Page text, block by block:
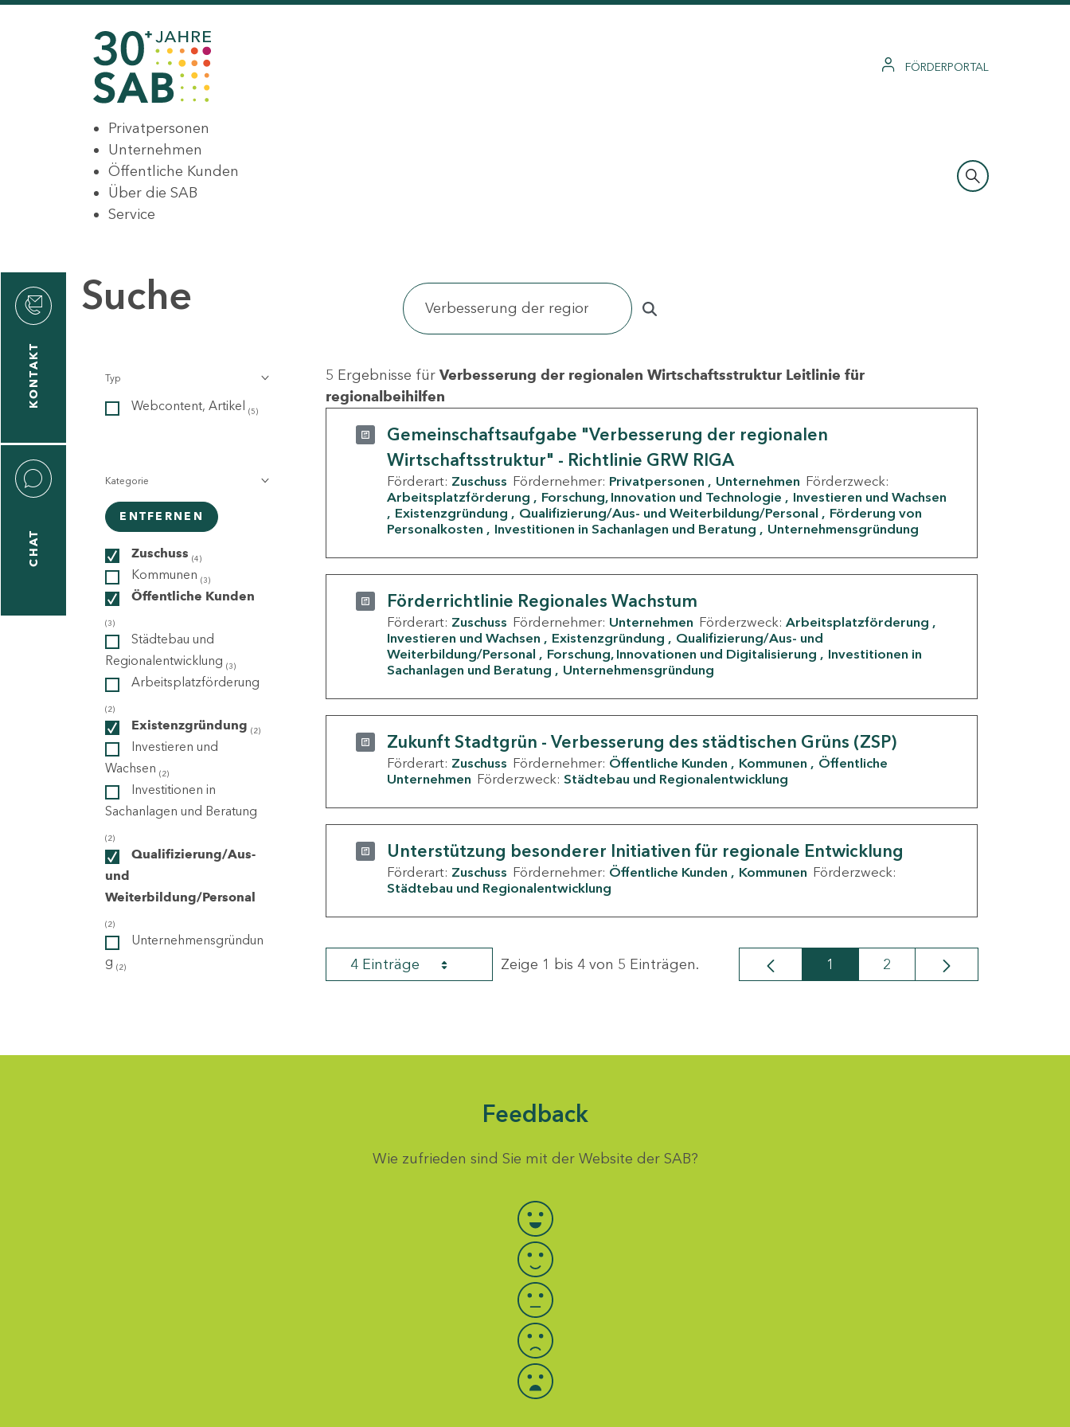
FÖRDERPORTAL
Privatpersonen
Unternehmen
Öffentliche Kunden
Über die SAB
Service
KONTAKT
CHAT
Suche
Typ
Webcontent, Artikel (5)
Kategorie
ENTFERNEN
Zuschuss (4)
Kommunen (3)
Öffentliche Kunden
(3)
Städtebau und
Regionalentwicklung (3)
Arbeitsplatzförderung
(2)
Existenzgründung (2)
Investieren und
Wachsen (2)
Investitionen in
Sachanlagen und Beratung
(2)
Qualifizierung/Aus-
und
Weiterbildung/Personal
(2)
Unternehmensgründun
g (2)
5 Ergebnisse für Verbesserung der regionalen Wirtschaftsstruktur Leitlinie für
regionalbeihilfen
Gemeinschaftsaufgabe "Verbesserung der regionalen
Wirtschaftsstruktur" - Richtlinie GRW RIGA
Förderart: Zuschuss Fördernehmer: Privatpersonen Unternehmen Förderzweck:
Arbeitsplatzförderung
Forschung, Innovation und Technologie
Investieren und Wachsen
Existenzgründung
Qualifizierung/Aus- und Weiterbildung/Personal
Förderung von
Personalkosten
Investitionen in Sachanlagen und Beratung Unternehmensgründung
Förderrichtlinie Regionales Wachstum
Förderart: Zuschuss Fördernehmer: Unternehmen Förderzweck: Arbeitsplatzförderung
Investieren und Wachsen
Existenzgründung
Qualifizierung/Aus- und
Weiterbildung/Personal
Forschung, Innovationen und Digitalisierung
Investitionen in
Sachanlagen und Beratung
Unternehmensgründung
Zukunft Stadtgrün - Verbesserung des städtischen Grüns (ZSP)
Förderart: Zuschuss Fördernehmer: Öffentliche Kunden Kommunen
Öffentliche
Unternehmen Förderzweck: Städtebau und Regionalentwicklung
Unterstützung besonderer Initiativen für regionale Entwicklung
Förderart: Zuschuss Fördernehmer: Öffentliche Kunden Kommunen Förderzweck:
Städtebau und Regionalentwicklung
4 Einträge Zeige 1 bis 4 von 5 Einträgen. Seite
1 Seite
2
Feedback
Wie zufrieden sind Sie mit der Website der SAB?
Bewertung auswählen